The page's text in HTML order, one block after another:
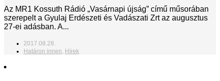
Az MR1 Kossuth Rádió „Vasárnapi újság” című műsorában
szerepelt a Gyulaj Erdészeti és Vadászati Zrt az augusztus
27-ei adásban. A...
2017.08.28.
Határon innen, Hírek